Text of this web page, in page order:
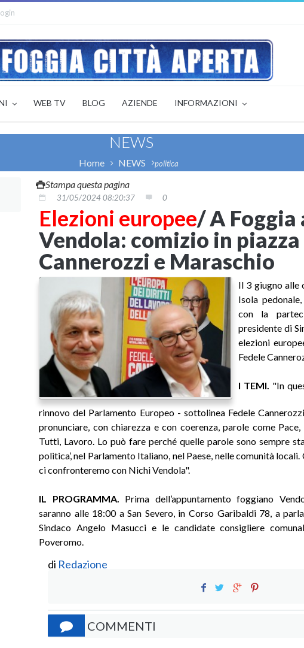
WEB TV BLOG AZIENDE INFORMAZIONI
NEWS
Home NEWS politica
Stampa questa pagina
31/05/2024 08:20:37 0
Elezioni europee/ A
Vendola: comizio in piazza
Cannerozzi e Maraschio
Il 3 giugno alle
Isola
con la
presidente di
elezioni
Fedele
I TEMI. "In
rinnovo del Parlamento Europeo - sottolinea Fedele
pronunciare, con chiarezza e con coerenza, parole come
Tutti, Lavoro. Lo può fare perché quelle parole sono sempre
politica’, nel Parlamento Italiano, nel Paese, nelle comunità
ci confronteremo con Nichi Vendola".
IL PROGRAMMA.
Prima dell’appuntamento foggiano
saranno alle 18:00 a San Severo, in Corso Garibaldi 78, a
Sindaco Angelo Masucci e le candidate consigliere
Poveromo.
di Redazione
COMMENTI